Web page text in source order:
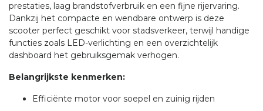
prestaties, laag brandstofverbruik en een fijne rijervaring.
Dankzij het compacte en wendbare ontwerp is deze
scooter perfect geschikt voor stadsverkeer, terwijl handige
functies zoals LED-verlichting en een overzichtelijk
dashboard het gebruiksgemak verhogen.
Belangrijkste kenmerken:
Efficiënte motor voor soepel en zuinig rijden